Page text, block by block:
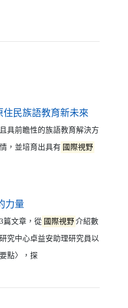
民族語教育新未來
具前瞻性的族語教育解決方
，並培育出具有 國際視野
力量（另開新視窗）
文章，從 國際視野介紹數
究中心卓益安助理研究員以
點〉，探